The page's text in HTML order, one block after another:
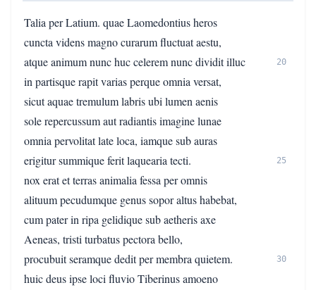
Talia per Latium. quae Laomedontius heros
cuncta videns magno curarum fluctuat aestu,
atque animum nunc huc celerem nunc dividit illuc
20
in partisque rapit varias perque omnia versat,
sicut aquae tremulum labris ubi lumen aenis
sole repercussum aut radiantis imagine lunae
omnia pervolitat late loca, iamque sub auras
erigitur summique ferit laquearia tecti.
25
nox erat et terras animalia fessa per omnis
alituum pecudumque genus sopor altus habebat,
cum pater in ripa gelidique sub aetheris axe
Aeneas, tristi turbatus pectora bello,
procubuit seramque dedit per membra quietem.
30
huic deus ipse loci fluvio Tiberinus amoeno